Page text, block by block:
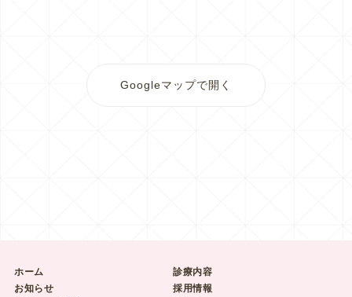
Googleマップで開く
ホーム
お知らせ
診療内容
採用情報